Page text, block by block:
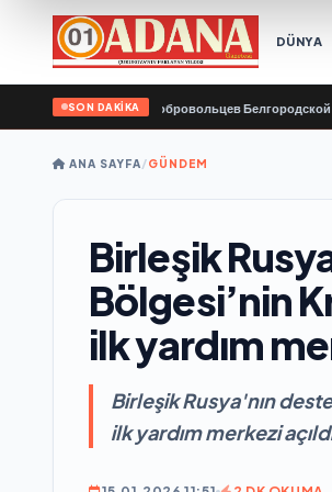
DÜNYA
SON DAKİKA
поблагодарил добровольцев Белгородской
ANA SAYFA/GÜNDEM
Birleşik
Bölgesi’nin
ilk yardım
Birleşik Rusya'nın
ilk yardım merkezi